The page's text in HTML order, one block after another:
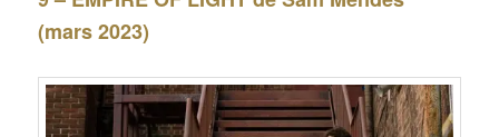
(mars 2023)